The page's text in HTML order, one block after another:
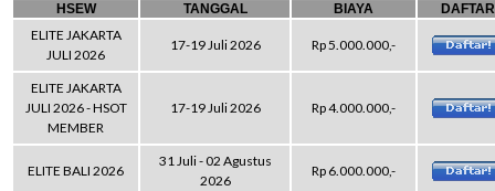
HSEW
TANGGAL BIAYA DAFTAR
ELITE JAKARTA
JULI 2026
17-19 Juli 2026 Rp 5.000.000,-
ELITE JAKARTA
JULI 2026 - HSOT
MEMBER
17-19 Juli 2026 Rp 4.000.000,-
ELITE BALI 2026
31 Juli - 02 Agustus
2026
Rp 6.000.000,-